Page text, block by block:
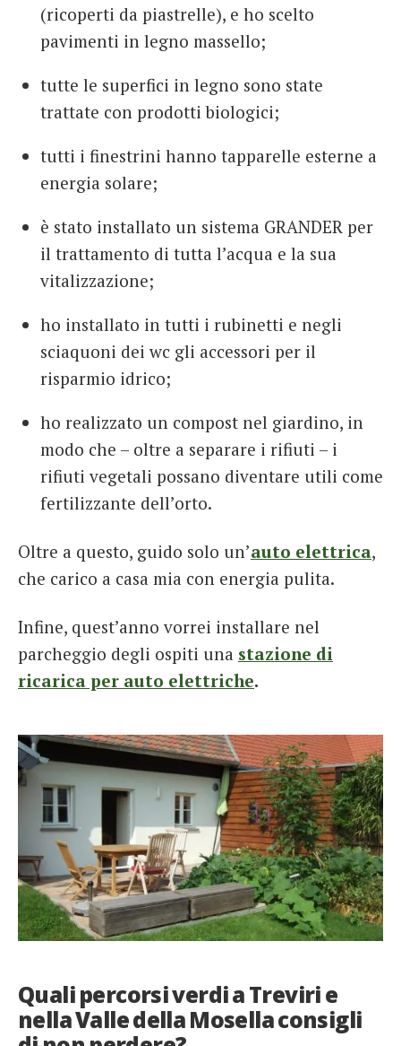
(ricoperti da piastrelle), e ho scelto
pavimenti in legno massello;
tutte le superfici in legno sono state
trattate con prodotti biologici;
tutti i finestrini hanno tapparelle esterne a
energia solare;
è stato installato un sistema GRANDER per
il trattamento di tutta l’acqua e la sua
vitalizzazione;
ho installato in tutti i rubinetti e negli
sciaquoni dei wc gli accessori per il
risparmio idrico;
ho realizzato un compost nel giardino, in
modo che – oltre a separare i rifiuti – i
rifiuti vegetali possano diventare utili come
fertilizzante dell’orto.
Oltre a questo, guido solo un’auto elettrica,
che carico a casa mia con energia pulita.
Infine, quest’anno vorrei installare nel
parcheggio degli ospiti una stazione di
ricarica per auto elettriche.
Quali percorsi verdi a Treviri e
nella Valle della Mosella consigli